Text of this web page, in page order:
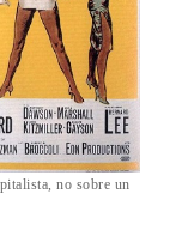
no sobre un